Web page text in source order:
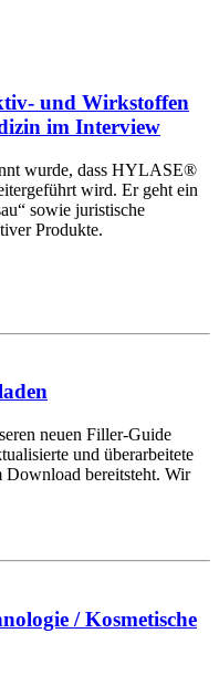
und Wirkstoffen
im Interview
wurde, dass HYLASE®
wird. Er geht ein
sowie juristische
Produkte.
neuen Filler-Guide
und überarbeitete
Download bereitsteht. Wir
/ Kosmetische